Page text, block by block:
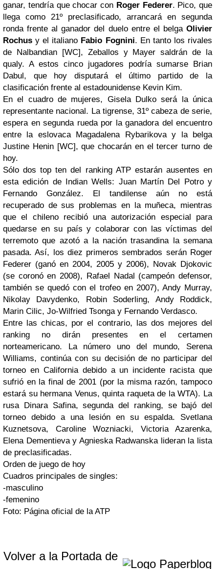
ganar, tendría que chocar con Roger Federer. Pico, que
llega como 21º preclasificado, arrancará en segunda
ronda frente al ganador del duelo entre el belga Olivier
Rochus y el italiano Fabio Fognini. En tanto los rivales
de Nalbandian [WC], Zeballos y Mayer saldrán de la
qualy. A estos cinco jugadores podría sumarse Brian
Dabul, que hoy disputará el último partido de la
clasificación frente al estadounidense Kevin Kim.
En el cuadro de mujeres, Gisela Dulko será la única
representante nacional. La tigrense, 31º cabeza de serie,
espera en segunda rueda por la ganadora del encuentro
entre la eslovaca Magadalena Rybarikova y la belga
Justine Henin [WC], que chocarán en el tercer turno de
hoy.
Sólo dostop ten del ranking ATP estarán ausentes en
esta edición de Indian Wells: Juan Martín Del Potro y
Fernando González. El tandilense aún no está
recuperado de sus problemas en la muñeca, mientras
que el chileno recibió una autorización especial para
quedarse en su país y colaborar con las víctimas del
terremoto que azotó a la nación trasandina la semana
pasada. Así, los diez primeros sembrados serán Roger
Federer (ganó en 2004, 2005 y 2006), Novak Djokovic
(se coronó en 2008), Rafael Nadal (campeón defensor,
también se quedó con el trofeo en 2007), Andy Murray,
Nikolay Davydenko, Robin Soderling, Andy Roddick,
Marin Cilic, Jo-Wilfried Tsonga y Fernando Verdasco.
Entre las chicas, por el contrario, las dos mejores del
ranking no dirán presentes en el certamen
norteamericano. La número uno del mundo, Serena
Williams, continúa con su decisión de no participar del
torneo en California debido a un incidente racista que
sufrió en la final de 2001 (por la misma razón, tampoco
estará su hermana Venus, quinta raqueta de la WTA). La
rusa Dinara Safina, segunda del ranking, se bajó del
torneo debido a una lesión en su espalda. Svetlana
Kuznetsova, Caroline Wozniacki, Victoria Azarenka,
Elena Dementieva y Agnieska Radwanska lideran la lista
de preclasificadas.
Orden de juego de hoy
Cuadros principales de singles:
-masculino
-femenino
Foto: Página oficial de la ATP
Volver a la Portada de